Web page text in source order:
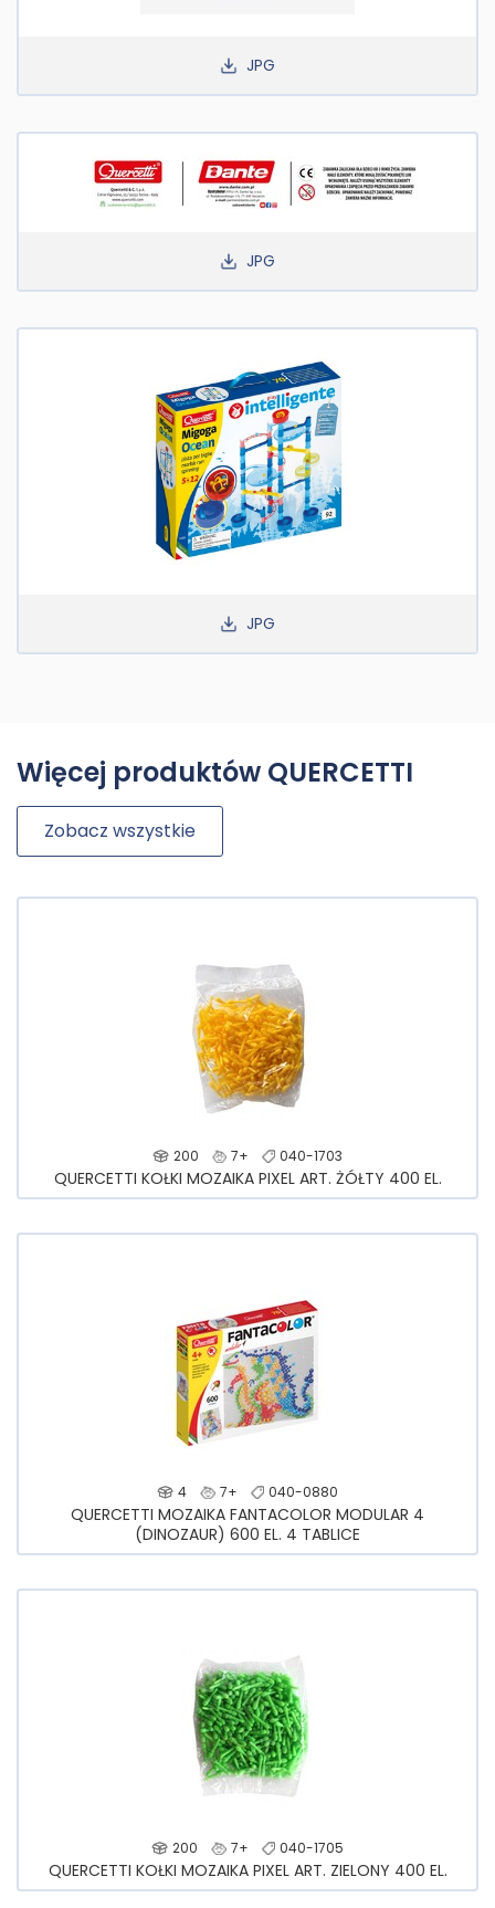
JPG
JPG
JPG
Więcej produktów QUERCETTI
Zobacz wszystkie
200 7+ 040-1703
QUERCETTI KOŁKI MOZAIKA PIXEL ART. ŻÓŁTY 400 EL.
4 7+ 040-0880
QUERCETTI MOZAIKA FANTACOLOR MODULAR 4
(DINOZAUR) 600 EL. 4 TABLICE
200 7+ 040-1705
QUERCETTI KOŁKI MOZAIKA PIXEL ART. ZIELONY 400 EL.